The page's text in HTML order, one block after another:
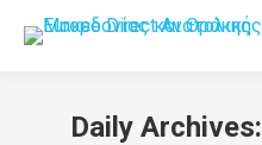
Daily Archives: